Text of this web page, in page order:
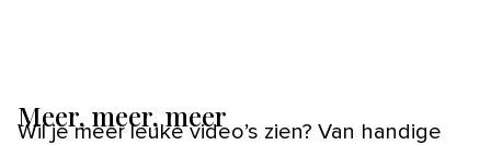
Meer, meer, meer
Wil je meer leuke video’s zien? Van handige